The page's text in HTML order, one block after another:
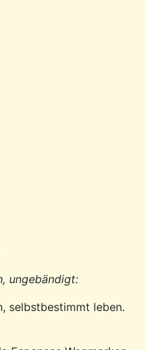
ungebändigt:
selbstbestimmt leben.